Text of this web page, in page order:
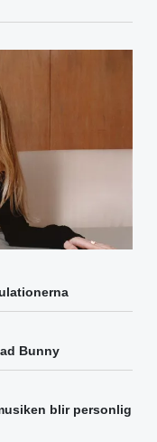
Bunny
blir personlig